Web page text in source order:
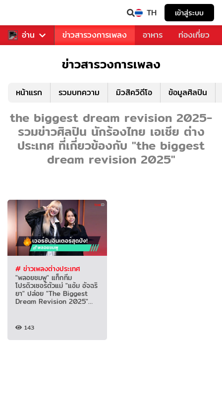
TH เข้าสู่ระบบ
อ่าน
ข่าวบันเทิง ข่าวสารวงการเพลง อาหาร ท่องเที่ยว
ข่าวสารวงการเพลง
หน้าแรก รวมบทความ มิวสิควิดีโอ ข้อมูลศิลปิน
the biggest dream revision 2025-
รวมข่าวศิลปิน นักร้องไทย เอเชีย ต่าง
ประเทศ ที่เกี่ยวข้องกับ "the biggest
dream revision 2025"
# ข่าวเพลงต่างประเทศ
"พลอยชมพู" แท็กทีม
โปรดิวเซอร์ตัวแม่ "แอ้ม อัจฉริ
ยา" ปล่อย "The Biggest
Dream Revision 2025"
143